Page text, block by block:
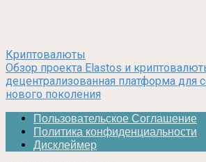
Криптовалюты
Обзор проекта Elastos и
децентрализованная платформа для
нового поколения
Пользовательское Соглашение
Политика конфиденциальности
Дисклеймер